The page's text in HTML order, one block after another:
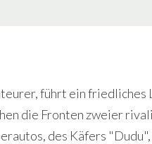
führt ein friedliches
die Fronten zweier
des Käfers